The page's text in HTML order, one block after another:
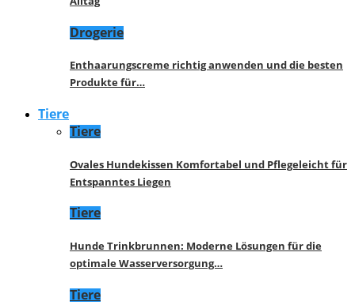
Drogerie
Enthaarungscreme richtig anwenden und die besten
Produkte für…
Tiere
Tiere
Ovales Hundekissen Komfortabel und Pflegeleicht für
Entspanntes Liegen
Tiere
Hunde Trinkbrunnen: Moderne Lösungen für die
optimale Wasserversorgung…
Tiere